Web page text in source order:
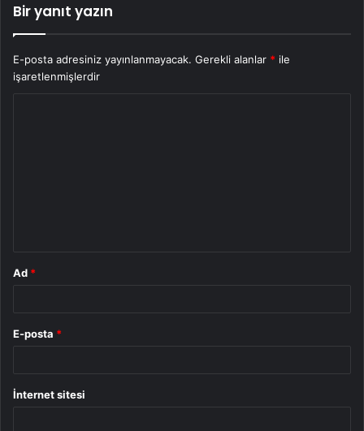
Bir yanıt yazın
E-posta adresiniz yayınlanmayacak. Gerekli alanlar * ile
işaretlenmişlerdir
Ad *
E-posta *
İnternet sitesi